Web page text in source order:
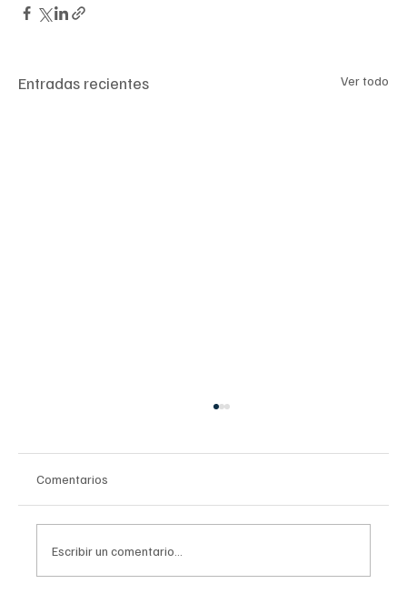
Entradas recientes Ver todo
Comentarios
Escribir un comentario...